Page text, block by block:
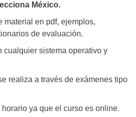
México.
material en pdf, ejemplos,
de evaluación.
cualquier sistema operativo y
realiza a través de exámenes tipo
ya que el curso es online.